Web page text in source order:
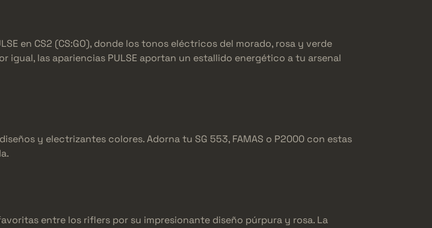
en CS2 (CS:GO), donde los tonos eléctricos del morado, rosa y verde
igual, las apariencias PULSE aportan un estallido energético a tu arsenal
y electrizantes colores. Adorna tu SG 553, FAMAS o P2000 con estas
entre los riflers por su impresionante diseño púrpura y rosa. La